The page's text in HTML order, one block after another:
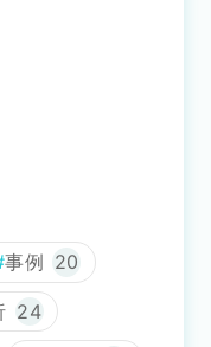
事例 20
24